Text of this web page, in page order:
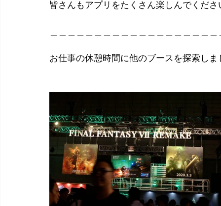
皆さんもアプリをたくさん楽しんでく
お仕事の休憩時間に他のブースを探索しま